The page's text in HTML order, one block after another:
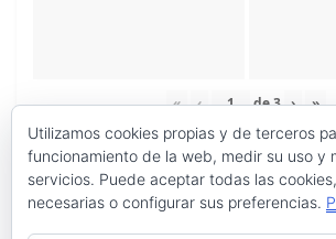
« ‹ de3 ›
»
Utilizamos cookies propias y de terceros
funcionamiento de la web, medir su uso y
servicios. Puede aceptar todas las
necesarias o configurar sus preferencias.